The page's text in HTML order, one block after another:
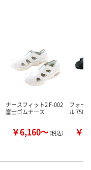
ナースフィット2 F-002
富士ゴムナース
￥6,160～（税込）
フォー
ル 750
￥